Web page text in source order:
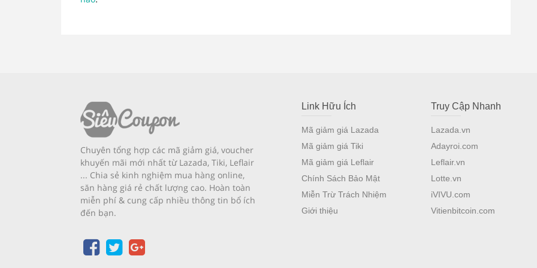
Chuyên tổng hợp các mã giảm giá, voucher
khuyến mãi mới nhất từ Lazada, Tiki, Leflair
... Chia sẻ kinh nghiệm mua hàng online,
săn hàng giá rẻ chất lượng cao. Hoàn toàn
miễn phí & cung cấp nhiều thông tin bổ ích
đến bạn.
Link Hữu Ích
Mã giảm giá Lazada
Mã giảm giá Tiki
Mã giảm giá Leflair
Chính Sách Bảo Mật
Miễn Trừ Trách Nhiệm
Giới thiệu
Truy Cập Nhanh
Lazada.vn
Adayroi.com
Leflair.vn
Lotte.vn
iVIVU.com
Vitienbitcoin.com